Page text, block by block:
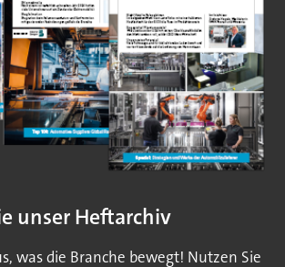
unser Heftarchiv
was die Branche bewegt! Nutzen Sie